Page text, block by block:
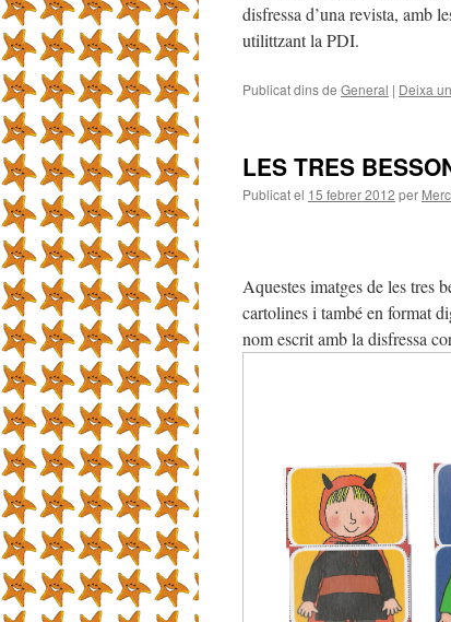
disfressa d’una revista, amb
utilittzant la PDI.
Publicat dins de General | Deixa
LES TRES
Publicat el 15 febrer 2012 per
Aquestes imatges de les tres
cartolines i també en format
nom escrit amb la disfressa